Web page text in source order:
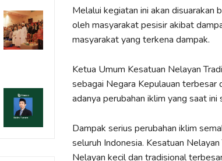
Melalui kegiatan ini akan disuarakan
oleh masyarakat pesisir akibat
masyarakat yang terkena dampak.
Ketua Umum Kesatuan Nelayan
sebagai Negara Kepulauan terbesar
adanya perubahan iklim yang saat ini
Dampak serius perubahan iklim
seluruh Indonesia. Kesatuan
Nelayan kecil dan tradisional